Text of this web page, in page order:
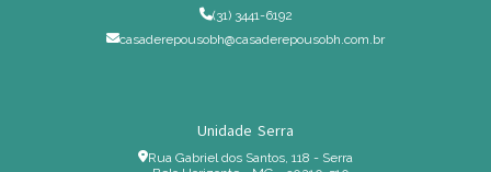
(31) 3441-6192
casaderepousobh@casaderepousobh.com.br
Unidade Serra
Rua Gabriel dos Santos, 118 - Serra